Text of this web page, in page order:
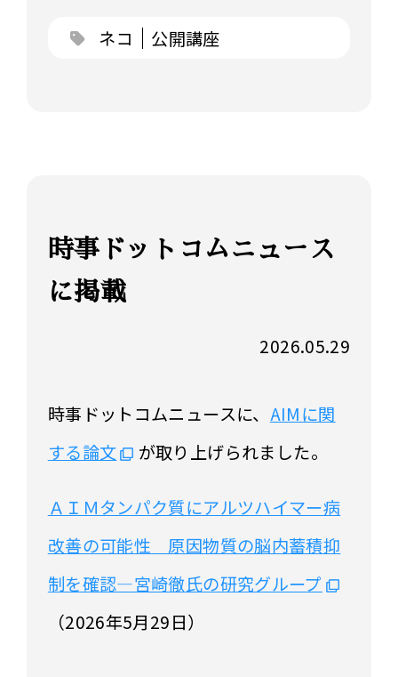
ネコ 公開講座
時事ドットコムニュース
に掲載
2026.05.29
時事ドットコムニュースに、 AIMに関
する論文
が取り上げられました。
ＡＩＭタンパク質にアルツハイマー病
改善の可能性 原因物質の脳内蓄積抑
制を確認―宮崎徹氏の研究グループ
（2026年5月29日）